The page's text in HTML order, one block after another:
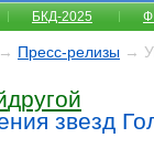
БКД-2025
→ Пресс-релизы →
другой
звезд